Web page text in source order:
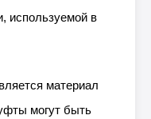
используемой в
материал
могут быть